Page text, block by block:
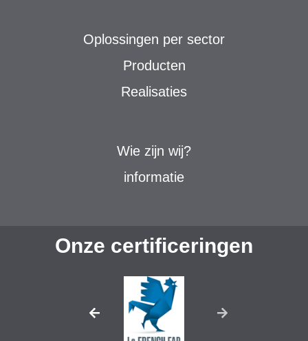
Oplossingen per sector
Producten
Realisaties
Wie zijn wij?
informatie
Onze certificeringen